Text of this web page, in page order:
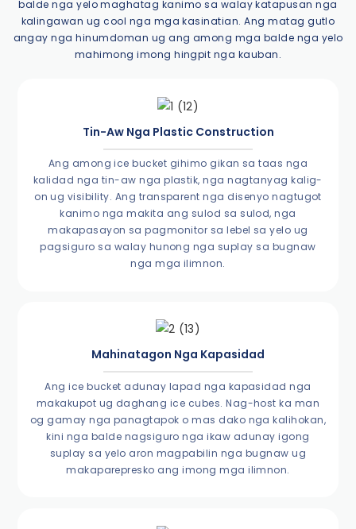
balde nga yelo maghatag kanimo sa walay katapusan nga
kalingawan ug cool nga mga kasinatian. Ang matag gutlo
angay nga hinumdoman ug ang among mga balde nga yelo
mahimong imong hingpit nga kauban.
Tin-Aw Nga Plastic Construction
Ang among ice bucket gihimo gikan sa taas nga
kalidad nga tin-aw nga plastik, nga nagtanyag kalig-
on ug visibility. Ang transparent nga disenyo nagtugot
kanimo nga makita ang sulod sa sulod, nga
makapasayon ​​sa pagmonitor sa lebel sa yelo ug
pagsiguro sa walay hunong nga suplay sa bugnaw
nga mga ilimnon.
Mahinatagon Nga Kapasidad
Ang ice bucket adunay lapad nga kapasidad nga
makakupot ug daghang ice cubes. Nag-host ka man
og gamay nga panagtapok o mas dako nga kalihokan,
kini nga balde nagsiguro nga ikaw adunay igong
suplay sa yelo aron magpabilin nga bugnaw ug
makaparepresko ang imong mga ilimnon.